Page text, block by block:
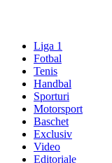
Liga 1
Fotbal
Tenis
Handbal
Sporturi
Motorsport
Baschet
Exclusiv
Video
Editoriale